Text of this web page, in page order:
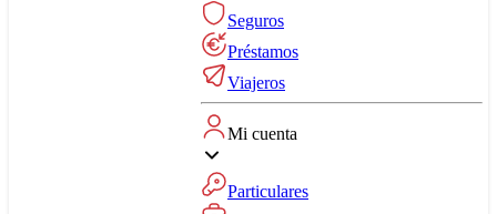
Seguros
Préstamos
Viajeros
Mi cuenta
Particulares